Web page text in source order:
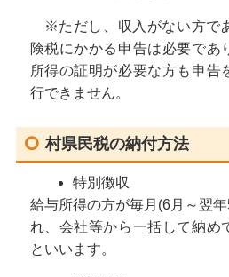
※ただし、収入がない方で
険税にかかる申告は必要であ
所得の証明が必要な方も申告
行できません。
村県民税の納付方法
特別徴収
給与所得の方が毎月(6月～翌
れ、会社等から一括して納め
といいます。